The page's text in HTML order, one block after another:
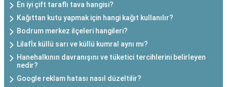
En iyi çift taraflı tava hangisi?
Kağıttan kutu yapmak için hangi kağıt kullanılır?
Bodrum merkez ilçeleri hangileri?
Lilafİx küllü sarı ve küllü kumral aynı mı?
Hanehalkının davranışını ve tüketici tercihlerini belirleyen
nedir?
Google reklam hatası nasıl düzeltilir?